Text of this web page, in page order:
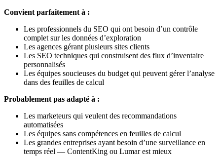
Convient parfaitement à :
Les professionnels du SEO qui ont besoin d’un contrôle
complet sur les données d’exploration
Les agences gérant plusieurs sites clients
Les SEO techniques qui construisent des flux d’inventaire
personnalisés
Les équipes soucieuses du budget qui peuvent gérer l’analyse
dans des feuilles de calcul
Probablement pas adapté à :
Les marketeurs qui veulent des recommandations
automatisées
Les équipes sans compétences en feuilles de calcul
Les grandes entreprises ayant besoin d’une surveillance en
temps réel — ContentKing ou Lumar est mieux